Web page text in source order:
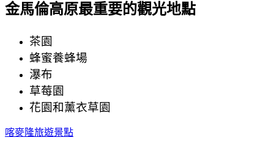
金馬倫高原最重要的觀光地點
茶園
蜂蜜養蜂場
瀑布
草莓園
花園和薰衣草園
喀麥隆旅遊景點